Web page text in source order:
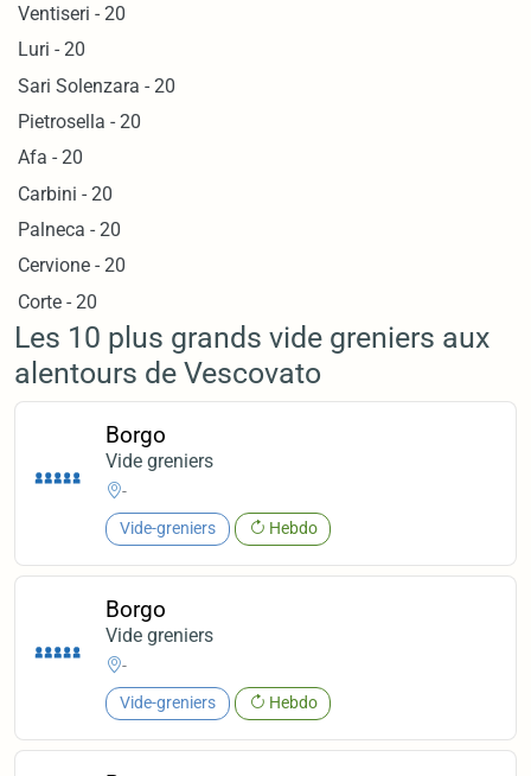
Ventiseri - 20
Luri - 20
Sari Solenzara - 20
Pietrosella - 20
Afa - 20
Carbini - 20
Palneca - 20
Cervione - 20
Corte - 20
Les 10 plus grands vide greniers aux
alentours de Vescovato
Borgo
Vide greniers
-
Vide-greniers Hebdo
Borgo
Vide greniers
-
Vide-greniers Hebdo